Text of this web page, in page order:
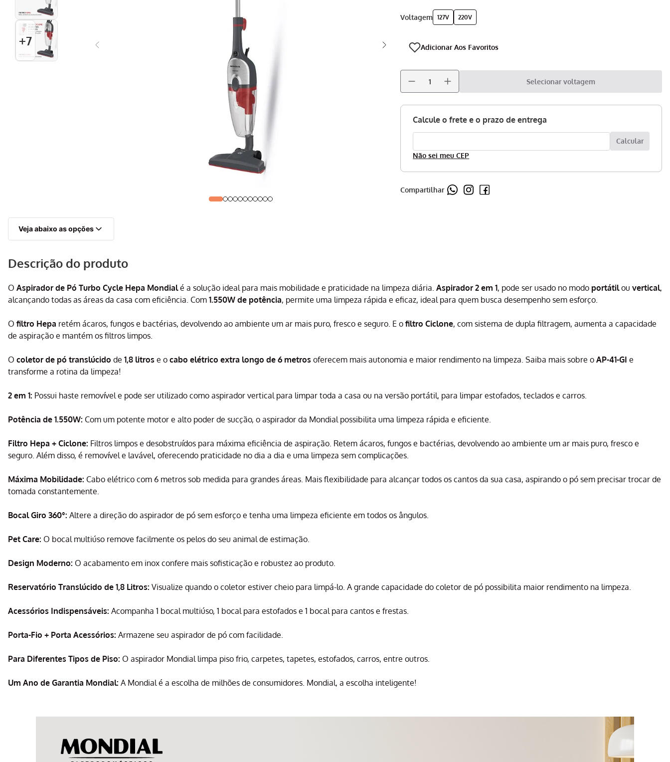
+7
voltagem 127V 220V
Selecionar voltagem
Não sei meu CEP
Compartilhar
Veja abaixo as opções
Descrição do produto
O Aspirador de Pó Turbo Cycle Hepa Mondialé a solução ideal para mais mobilidade e praticidade na limpeza diária. Aspirador 2 em 1, pode ser usado no modo portátilou vertical,
alcançando todas as áreas da casa com eficiência. Com 1.550W de potência, permite uma limpeza rápida e eficaz, ideal para quem busca desempenho sem esforço.
O filtro Hepa retém ácaros, fungos e bactérias, devolvendo ao ambiente um ar mais puro, fresco e seguro. E o filtro Ciclone, com sistema de dupla filtragem, aumenta a capacidade
de aspiração e mantém os filtros limpos.
O coletor de pó translúcido de 1,8 litros e o cabo elétrico extra longo de 6 metros oferecem mais autonomia e maior rendimento na limpeza. Saiba mais sobre o AP-41-GI e
transforme a rotina da limpeza!
2 em 1: Possui haste removível e pode ser utilizado como aspirador vertical para limpar toda a casa ou na versão portátil, para limpar estofados, teclados e carros.
Potência de 1.550W: Com um potente motor e alto poder de sucção, o aspirador da Mondial possibilita uma limpeza rápida e eficiente.
Filtro Hepa + Ciclone: Filtros limpos e desobstruídos para máxima eficiência de aspiração. Retem ácaros, fungos e bactérias, devolvendo ao ambiente um ar mais puro, fresco e
seguro. Além disso, é removível e lavável, oferecendo praticidade no dia a dia e uma limpeza sem complicações.
Máxima Mobilidade: Cabo elétrico com 6 metros sob medida para grandes áreas. Mais flexibilidade para alcançar todos os cantos da sua casa, aspirando o pó sem precisar trocar de
tomada constantemente.
Bocal Giro 360°: Altere a direção do aspirador de pó sem esforço e tenha uma limpeza eficiente em todos os ângulos.
Pet Care: O bocal multiúso remove facilmente os pelos do seu animal de estimação.
Design Moderno: O acabamento em inox confere mais sofisticação e robustez ao produto.
Reservatório Translúcido de 1,8 Litros: Visualize quando o coletor estiver cheio para limpá-lo. A grande capacidade do coletor de pó possibilita maior rendimento na limpeza.
Acessórios Indispensáveis: Acompanha 1 bocal multiúso, 1 bocal para estofados e 1 bocal para cantos e frestas.
Porta-Fio + Porta Acessórios: Armazene seu aspirador de pó com facilidade.
Para Diferentes Tipos de Piso: O aspirador Mondial limpa piso frio, carpetes, tapetes, estofados, carros, entre outros.
Um Ano de Garantia Mondial: A Mondial é a escolha de milhões de consumidores. Mondial, a escolha inteligente!
10ºMultiprocessador